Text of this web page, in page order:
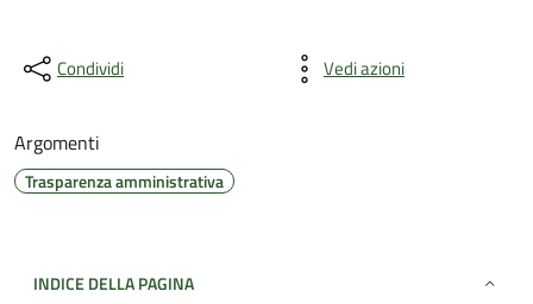
Condividi Vedi azioni
Argomenti
Trasparenza amministrativa
INDICE DELLA PAGINA